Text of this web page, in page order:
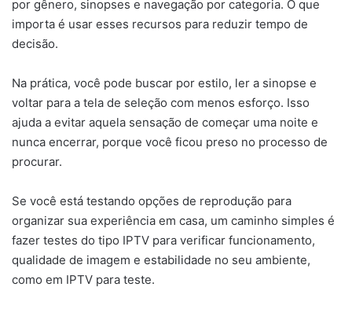
por gênero, sinopses e navegação por categoria. O que
importa é usar esses recursos para reduzir tempo de
decisão.
Na prática, você pode buscar por estilo, ler a sinopse e
voltar para a tela de seleção com menos esforço. Isso
ajuda a evitar aquela sensação de começar uma noite e
nunca encerrar, porque você ficou preso no processo de
procurar.
Se você está testando opções de reprodução para
organizar sua experiência em casa, um caminho simples é
fazer testes do tipo IPTV para verificar funcionamento,
qualidade de imagem e estabilidade no seu ambiente,
como em IPTV para teste.